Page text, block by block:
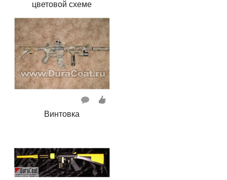
цветовой схеме
Винтовка